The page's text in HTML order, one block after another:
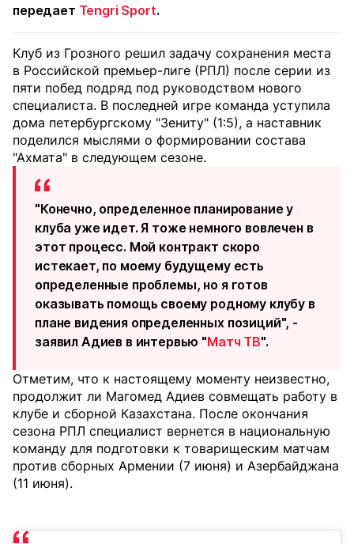
передает Tengri Sport.
Клуб из Грозного решил задачу сохранения места
в Российской премьер-лиге (РПЛ) после серии из
пяти побед подряд под руководством нового
специалиста. В последней игре команда уступила
дома петербургскому "Зениту" (1:5), а наставник
поделился мыслями о формировании состава
"Ахмата" в следующем сезоне.
"Конечно, определенное планирование у
клуба уже идет. Я тоже немного вовлечен в
этот процесс. Мой контракт скоро
истекает, по моему будущему есть
определенные проблемы, но я готов
оказывать помощь своему родному клубу в
плане видения определенных позиций", -
заявил Адиев в интервью "Матч ТВ".
Отметим, что к настоящему моменту неизвестно,
продолжит ли Магомед Адиев совмещать работу в
клубе и сборной Казахстана. После окончания
сезона РПЛ специалист вернется в национальную
команду для подготовки к товарищеским матчам
против сборных Армении (7 июня) и Азербайджана
(11 июня).